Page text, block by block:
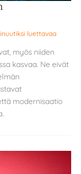
luettavaa
myös niiden
kasvaa. Ne eivät
modernisaatio